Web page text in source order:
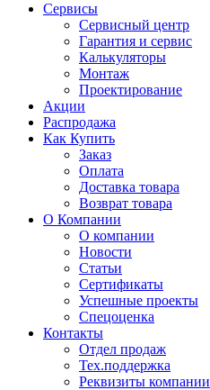
Сервисы
Сервисный центр
Гарантия и сервис
Калькуляторы
Монтаж
Проектирование
Акции
Распродажа
Как Купить
Заказ
Оплата
Доставка товара
Возврат товара
О Компании
О компании
Новости
Статьи
Сертификаты
Успешные проекты
Спецоценка
Контакты
Отдел продаж
Тех.поддержка
Реквизиты компании